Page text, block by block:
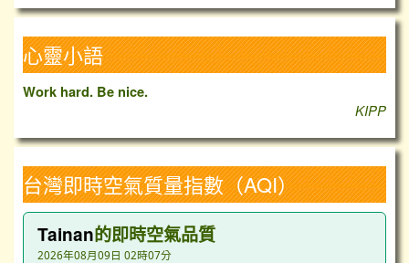
心靈小語
Work hard. Be nice.
KIPP
台灣即時空氣質量指數（AQI）
Tainan的即時空氣品質
2026年08月09日 02時07分